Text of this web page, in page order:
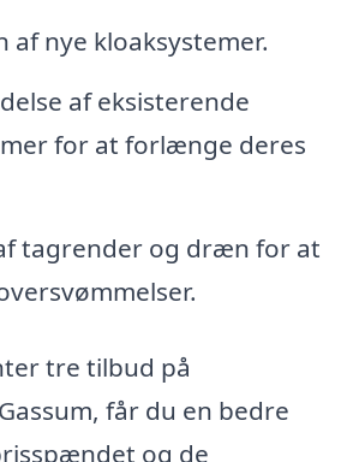
af nye kloaksystemer.
af eksisterende
for at forlænge deres
tagrender og dræn for at
tre tilbud på
får du en bedre
og de